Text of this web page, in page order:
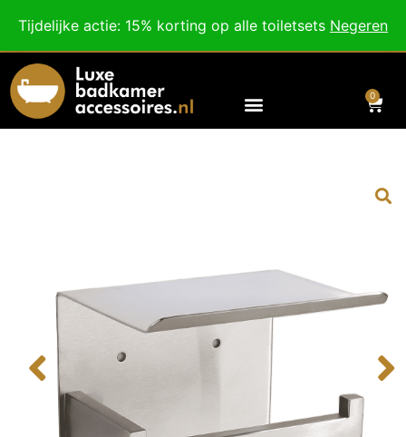
Tijdelijke actie: 15% korting op alle toiletsets Negeren
Voor 18:00 besteld, morgen in huis!
0